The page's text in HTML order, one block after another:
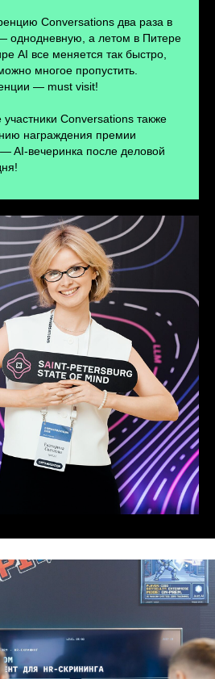
Conversations два раза в
однодневную, а летом в Питере
AI все меняется так быстро,
многое пропустить.
— must visit!
Conversations также
награждения премии
AI-вечеринка после деловой